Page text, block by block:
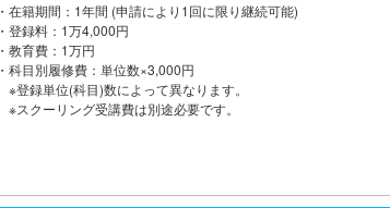
・在籍期間：1年間 (申請により1回に限り継続可能)
・登録料：1万4,000円
・教育費：1万円
・科目別履修費：単位数×3,000円
※登録単位(科目)数によって異なります。
※スクーリング受講費は別途必要です。